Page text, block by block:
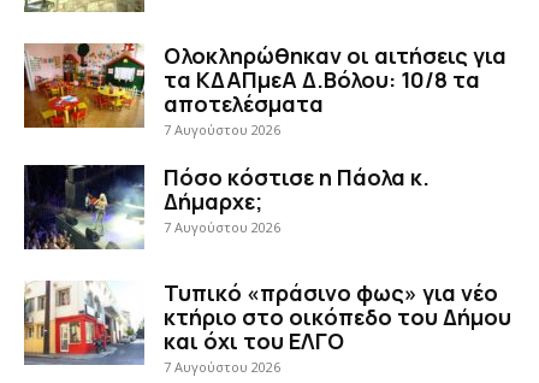
Ολοκληρώθηκαν οι αιτήσεις για
τα ΚΔΑΠμεΑ Δ.Βόλου: 10/8 τα
αποτελέσματα
7 Αυγούστου 2026
Πόσο κόστισε η Πάολα κ.
Δήμαρχε;
7 Αυγούστου 2026
Τυπικό «πράσινο φως» για νέο
κτήριο στο οικόπεδο του Δήμου
και όχι του ΕΛΓΟ
7 Αυγούστου 2026